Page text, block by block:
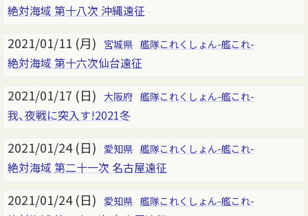
絶対海域 第十八次 沖縄遠征
2021/01/11 (月) 宮城県 艦隊これくしょん-艦これ-
絶対海域 第十六次仙台遠征
2021/01/17 (日) 大阪府 艦隊これくしょん-艦これ-
我、夜戦に突入す!2021冬
2021/01/24 (日) 愛知県 艦隊これくしょん-艦これ-
絶対海域 第二十一次 名古屋遠征
2021/01/24 (日) 愛知県 艦隊これくしょん-艦これ-